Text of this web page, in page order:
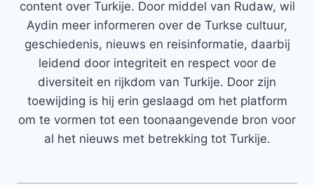
content over Turkije. Door middel van Rudaw, wil
Aydin meer informeren over de Turkse cultuur,
geschiedenis, nieuws en reisinformatie, daarbij
leidend door integriteit en respect voor de
diversiteit en rijkdom van Turkije. Door zijn
toewijding is hij erin geslaagd om het platform
om te vormen tot een toonaangevende bron voor
al het nieuws met betrekking tot Turkije.